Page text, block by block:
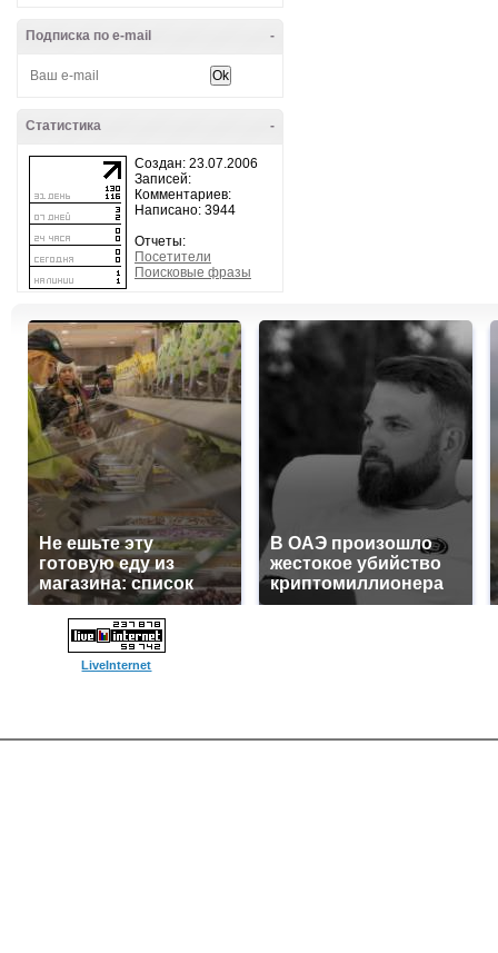
-
Подписка по e-mail
-
Статистика
Создан: 23.07.2006
Записей:
Комментариев:
Написано: 3944
Отчеты:
Посетители
Поисковые фразы
Не ешьте эту
готовую еду из
магазина: список
В ОАЭ произошло
жестокое убийство
криптомиллионера
LiveInternet